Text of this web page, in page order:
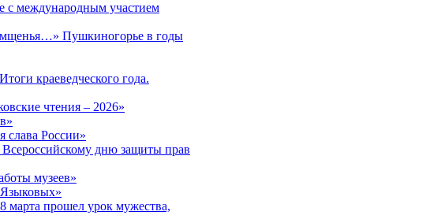
с международным участием
Пушкиногорье в годы
краеведческого года.
чтения – 2026»
слава России»
дню защиты прав
музеев»
марта прошел урок мужества,